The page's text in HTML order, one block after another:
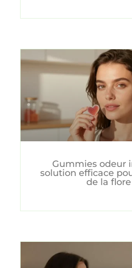
Gummies odeur
solution efficace
de la flore